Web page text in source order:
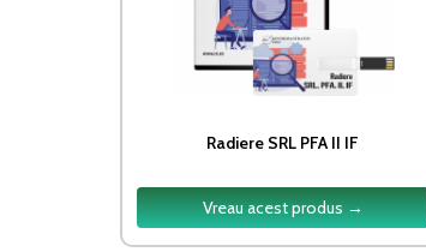
Radiere SRL PFA II IF
Vreau acest produs →